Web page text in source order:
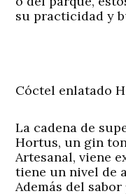
su practicidad y
Cóctel enlatado
La cadena de
Hortus, un gin
Artesanal, viene
tiene un nivel de
Además del sabor